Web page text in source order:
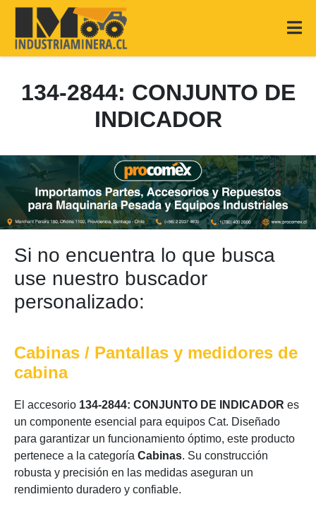
134-2844: CONJUNTO DE
INDICADOR
Si no encuentra lo que busca
use nuestro buscador
personalizado:
Cabinas / Pantallas y medidores de
cabina
El accesorio 134-2844: CONJUNTO DE INDICADOR es
un componente esencial para equipos Cat. Diseñado
para garantizar un funcionamiento óptimo, este producto
pertenece a la categoría Cabinas. Su construcción
robusta y precisión en las medidas aseguran un
rendimiento duradero y confiable.